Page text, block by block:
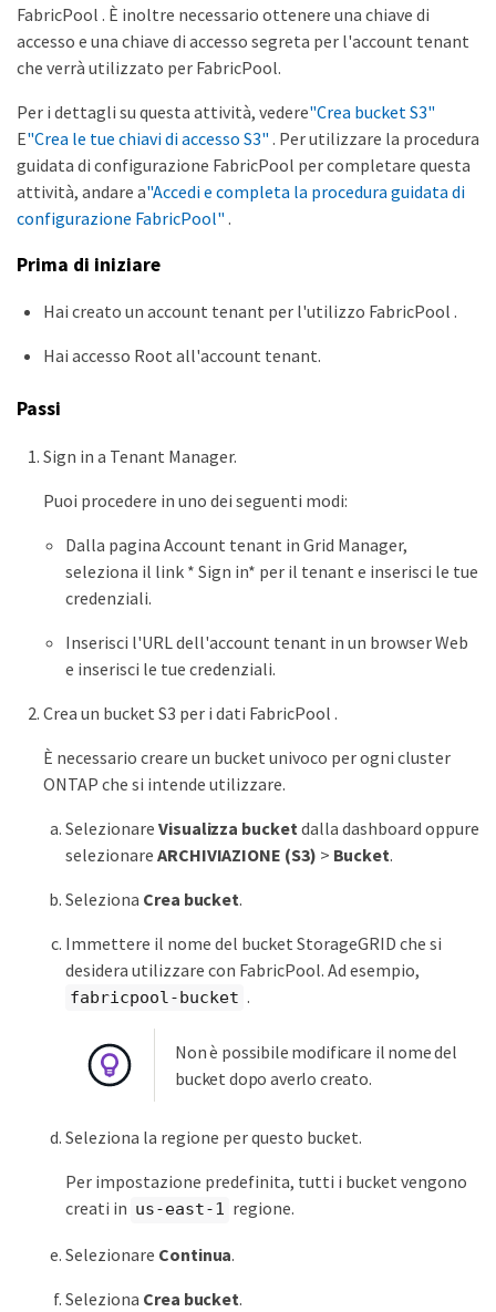
FabricPool . È inoltre necessario ottenere una chiave di
accesso e una chiave di accesso segreta per l'account tenant
che verrà utilizzato per FabricPool.
Per i dettagli su questa attività, vedere"Crea bucket S3"
E"Crea le tue chiavi di accesso S3" . Per utilizzare la procedura
guidata di configurazione FabricPool per completare questa
attività, andare a"Accedi e completa la procedura guidata di
configurazione FabricPool" .
Prima di iniziare
Hai creato un account tenant per l'utilizzo FabricPool .
Hai accesso Root all'account tenant.
Passi
Sign in a Tenant Manager.
Puoi procedere in uno dei seguenti modi:
Dalla pagina Account tenant in Grid Manager,
seleziona il link * Sign in* per il tenant e inserisci le tue
credenziali.
Inserisci l'URL dell'account tenant in un browser Web
e inserisci le tue credenziali.
Crea un bucket S3 per i dati FabricPool .
È necessario creare un bucket univoco per ogni cluster
ONTAP che si intende utilizzare.
Selezionare Visualizza bucket dalla dashboard oppure
selezionare ARCHIVIAZIONE (S3) > Bucket.
Seleziona Crea bucket.
Immettere il nome del bucket StorageGRID che si
desidera utilizzare con FabricPool. Ad esempio,
fabricpool-bucket .
Non è possibile modificare il nome del
bucket dopo averlo creato.
Seleziona la regione per questo bucket.
Per impostazione predefinita, tutti i bucket vengono
creati in us-east-1 regione.
Selezionare Continua.
Seleziona Crea bucket.